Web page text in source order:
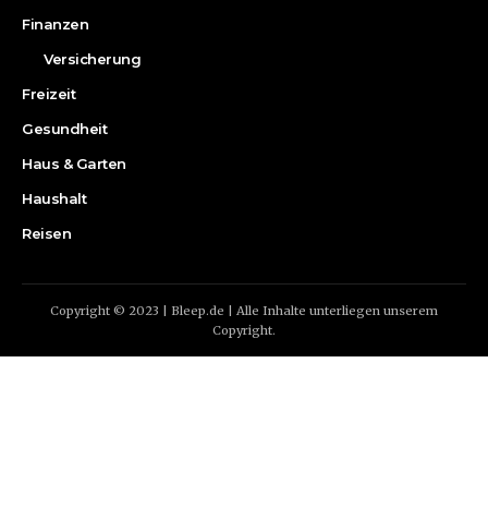
Finanzen
Versicherung
Freizeit
Gesundheit
Haus & Garten
Haushalt
Reisen
Copyright © 2023 | Bleep.de | Alle Inhalte unterliegen unserem
Copyright.